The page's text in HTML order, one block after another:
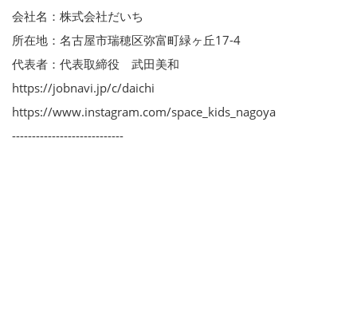
会社名：株式会社だいち
所在地：名古屋市瑞穂区弥富町緑ヶ丘17-4
代表者：代表取締役 武田美和
https://jobnavi.jp/c/daichi
https://www.instagram.com/space_kids_nagoya
----------------------------